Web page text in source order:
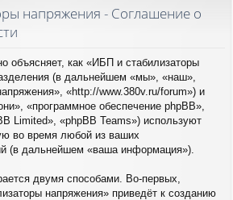
напряжения - Соглашение о
объясняет, как «ИБП и стабилизаторы
(в дальнейшем «мы», «наш»,
«http://www.380v.ru/forum») и
«программное обеспечение phpBB»,
Limited», «phpBB Teams») используют
во время любой из ваших
(в дальнейшем «ваша информация»).
двумя способами. Во-первых,
напряжения» приведёт к созданию